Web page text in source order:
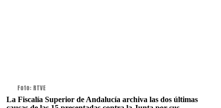
Foto: RTVE
La Fiscalía Superior de Andalucía archiva las dos últimas